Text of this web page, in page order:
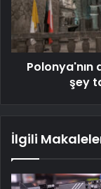
Polonya'nın
şey
İlgili